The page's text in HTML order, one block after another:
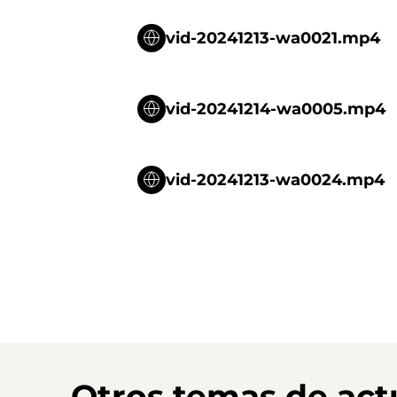
vid-20241213-wa0021.mp4
vid-20241214-wa0005.mp4
vid-20241213-wa0024.mp4